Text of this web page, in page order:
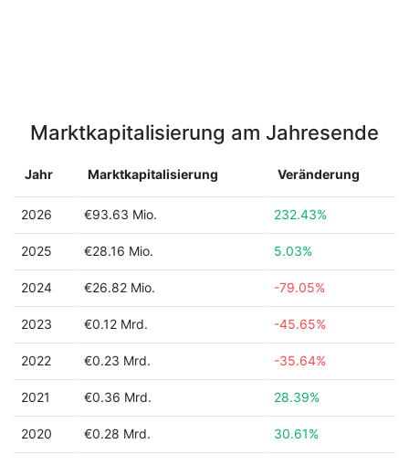
Marktkapitalisierung am Jahresende
Jahr Marktkapitalisierung Veränderung
2026 €93.63 Mio. 232.43%
2025 €28.16 Mio. 5.03%
2024 €26.82 Mio. -79.05%
2023 €0.12 Mrd. -45.65%
2022 €0.23 Mrd. -35.64%
2021 €0.36 Mrd. 28.39%
2020 €0.28 Mrd. 30.61%